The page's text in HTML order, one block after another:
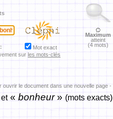
Mot exact
sur les mots-clés
Maximum
atteint
(4 mots)
ouvrir le document dans une nouvelle page -
et« bonheur» (mots exacts)